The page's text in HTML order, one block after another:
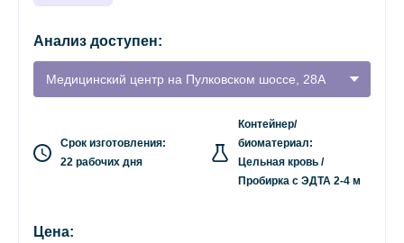
Анализ доступен:
Медицинский центр на Пулковском шоссе, 28А
Срок изготовления:
22 рабочих дня
Контейнер/
биоматериал:
Цельная кровь /
Пробирка с ЭДТА 2-4 м
Цена: